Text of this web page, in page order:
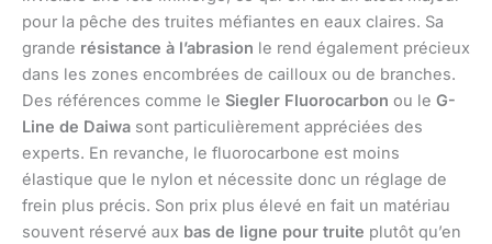
pour la pêche des truites méfiantes en eaux claires. Sa
grande résistance à l’abrasion le rend également précieux
dans les zones encombrées de cailloux ou de branches.
Des références comme le Siegler Fluorocarbon ou le G-
Line de Daiwa sont particulièrement appréciées des
experts. En revanche, le fluorocarbone est moins
élastique que le nylon et nécessite donc un réglage de
frein plus précis. Son prix plus élevé en fait un matériau
souvent réservé aux bas de ligne pour truite plutôt qu’en